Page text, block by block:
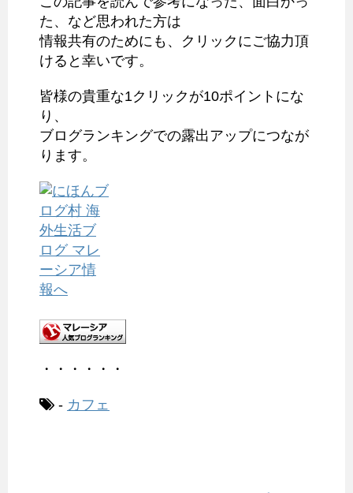
た、など思われた方は
情報共有のためにも、クリックにご協力頂
けると幸いです。
皆様の貴重な1クリックが10ポイントにな
り、
ブログランキングでの露出アップにつなが
ります。
・・・・・・
- カフェ